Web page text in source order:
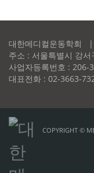
대한메디컬운동학회 |
주소 : 서울특별시 강
사업자등록번호 : 206-
대표전화 : 02-3663-
COPYRIGHT ©